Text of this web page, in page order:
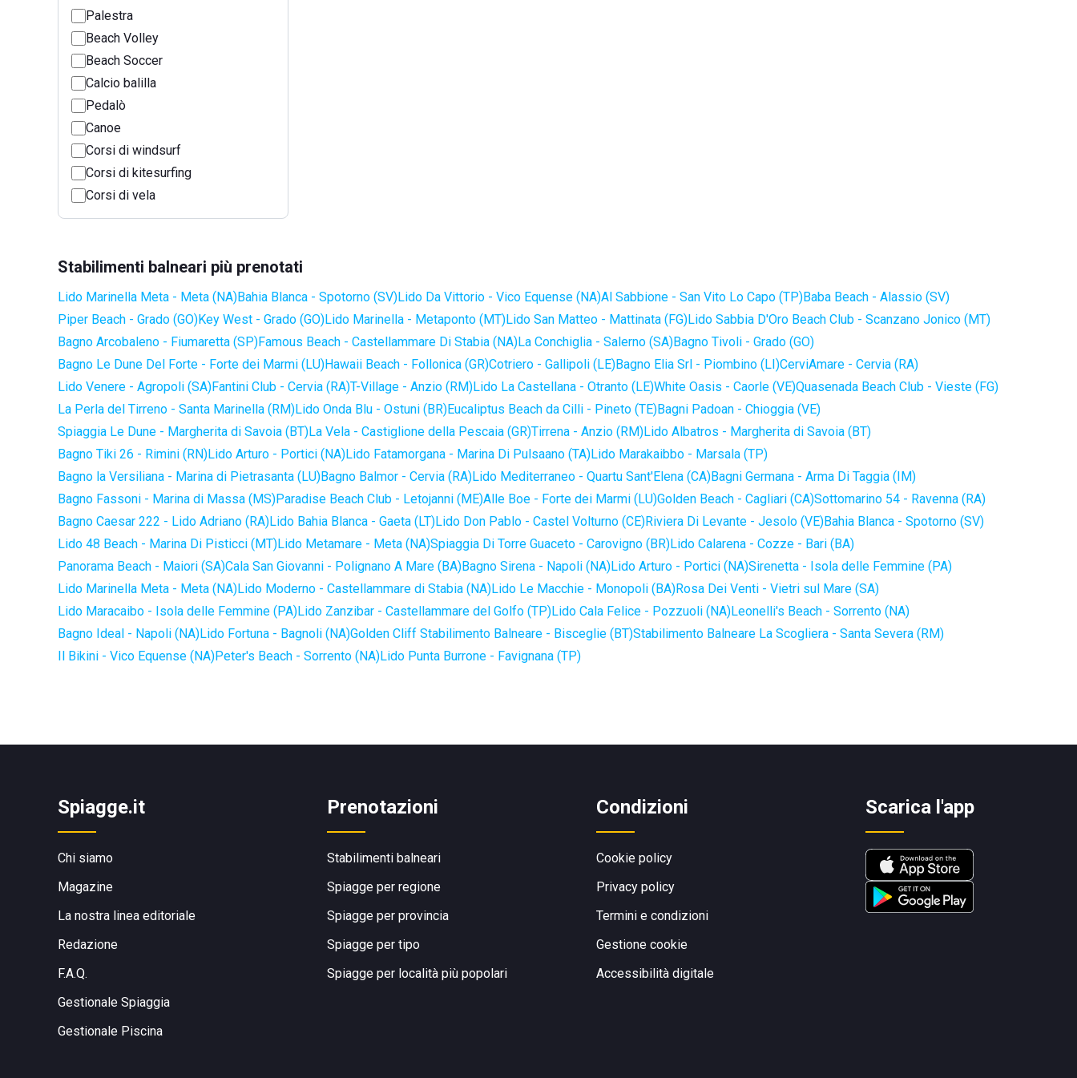
Palestra
Beach Volley
Beach Soccer
Calcio balilla
Pedalò
Canoe
Corsi di windsurf
Corsi di kitesurfing
Corsi di vela
Stabilimenti balneari più prenotati
Lido Marinella Meta - Meta (NA)Bahia Blanca - Spotorno (SV)Lido Da Vittorio - Vico Equense (NA)Al Sabbione - San Vito Lo Capo (TP)Baba Beach - Alassio (SV)
Piper Beach - Grado (GO)Key West - Grado (GO)Lido Marinella - Metaponto (MT)Lido San Matteo - Mattinata (FG)Lido Sabbia D'Oro Beach Club - Scanzano Jonico (MT)
Bagno Arcobaleno - Fiumaretta (SP)Famous Beach - Castellammare Di Stabia (NA)La Conchiglia - Salerno (SA)Bagno Tivoli - Grado (GO)
Bagno Le Dune Del Forte - Forte dei Marmi (LU)Hawaii Beach - Follonica (GR)Cotriero - Gallipoli (LE)Bagno Elia Srl - Piombino (LI)CerviAmare - Cervia (RA)
Lido Venere - Agropoli (SA)Fantini Club - Cervia (RA)T-Village - Anzio (RM)Lido La Castellana - Otranto (LE)White Oasis - Caorle (VE)Quasenada Beach Club - Vieste (FG)
La Perla del Tirreno - Santa Marinella (RM)Lido Onda Blu - Ostuni (BR)Eucaliptus Beach da Cilli - Pineto (TE)Bagni Padoan - Chioggia (VE)
Spiaggia Le Dune - Margherita di Savoia (BT)La Vela - Castiglione della Pescaia (GR)Tirrena - Anzio (RM)Lido Albatros - Margherita di Savoia (BT)
Bagno Tiki 26 - Rimini (RN)Lido Arturo - Portici (NA)Lido Fatamorgana - Marina Di Pulsaano (TA)Lido Marakaibbo - Marsala (TP)
Bagno la Versiliana - Marina di Pietrasanta (LU)Bagno Balmor - Cervia (RA)Lido Mediterraneo - Quartu Sant'Elena (CA)Bagni Germana - Arma Di Taggia (IM)
Bagno Fassoni - Marina di Massa (MS)Paradise Beach Club - Letojanni (ME)Alle Boe - Forte dei Marmi (LU)Golden Beach - Cagliari (CA)Sottomarino 54 - Ravenna (RA)
Bagno Caesar 222 - Lido Adriano (RA)Lido Bahia Blanca - Gaeta (LT)Lido Don Pablo - Castel Volturno (CE)Riviera Di Levante - Jesolo (VE)Bahia Blanca - Spotorno (SV)
Lido 48 Beach - Marina Di Pisticci (MT)Lido Metamare - Meta (NA)Spiaggia Di Torre Guaceto - Carovigno (BR)Lido Calarena - Cozze - Bari (BA)
Panorama Beach - Maiori (SA)Cala San Giovanni - Polignano A Mare (BA)Bagno Sirena - Napoli (NA)Lido Arturo - Portici (NA)Sirenetta - Isola delle Femmine (PA)
Lido Marinella Meta - Meta (NA)Lido Moderno - Castellammare di Stabia (NA)Lido Le Macchie - Monopoli (BA)Rosa Dei Venti - Vietri sul Mare (SA)
Lido Maracaibo - Isola delle Femmine (PA)Lido Zanzibar - Castellammare del Golfo (TP)Lido Cala Felice - Pozzuoli (NA)Leonelli's Beach - Sorrento (NA)
Bagno Ideal - Napoli (NA)Lido Fortuna - Bagnoli (NA)Golden Cliff Stabilimento Balneare - Bisceglie (BT)Stabilimento Balneare La Scogliera - Santa Severa (RM)
Il Bikini - Vico Equense (NA)Peter's Beach - Sorrento (NA)Lido Punta Burrone - Favignana (TP)
Spiagge.it
Chi siamo
Magazine
La nostra linea editoriale
Redazione
F.A.Q.
Gestionale Spiaggia
Gestionale Piscina
Prenotazioni
Stabilimenti balneari
Spiagge per regione
Spiagge per provincia
Spiagge per tipo
Spiagge per località più popolari
Condizioni
Cookie policy
Privacy policy
Termini e condizioni
Gestione cookie
Accessibilità digitale
Scarica l'app